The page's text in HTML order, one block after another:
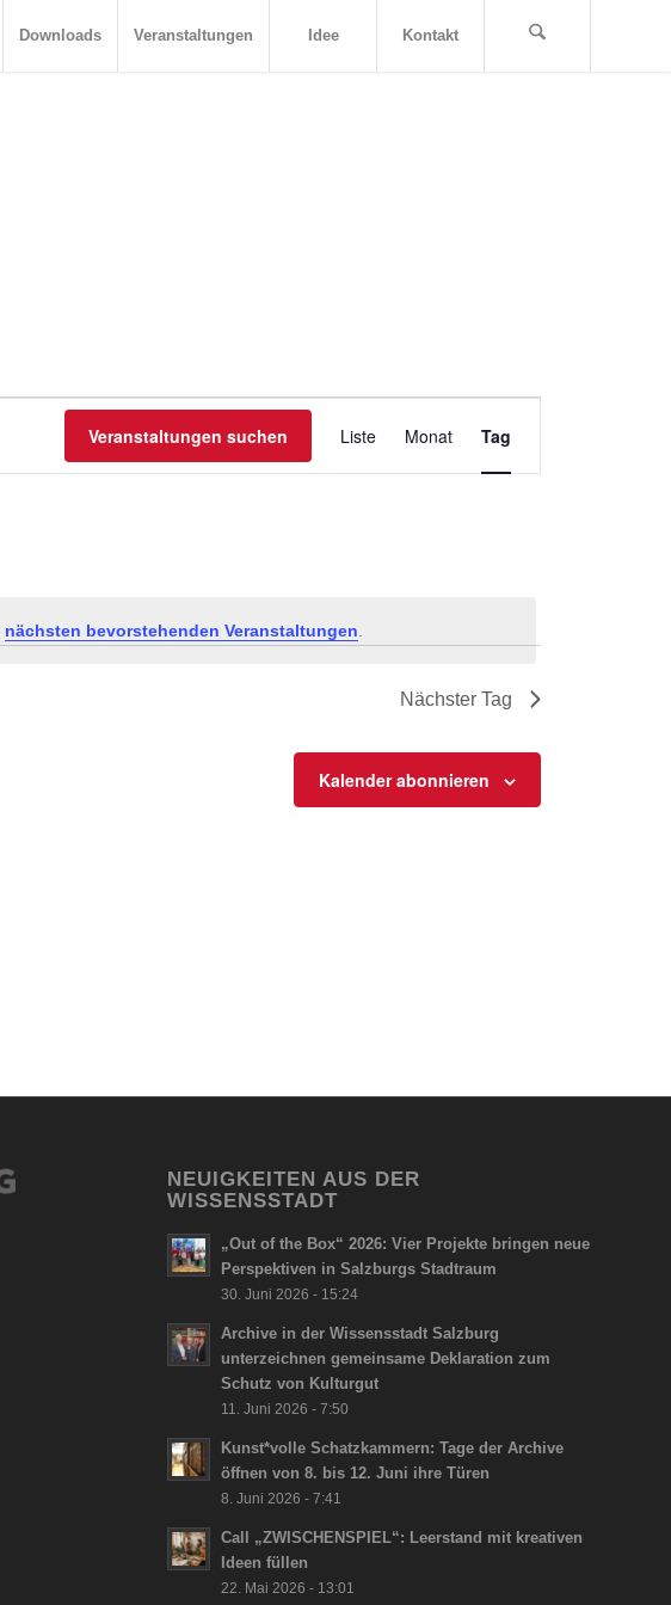
Downloads Veranstaltungen Idee Kontakt
nächsten bevorstehenden Veranstaltungen
Veranstaltungen suchen
Ansichten-
Liste Monat Tag
Nächster Tag
Kalender abonnieren
NEUIGKEITEN AUS DER
WISSENSSTADT
„Out of the Box“ 2026: Vier Projekte bringen neue
Perspektiven in Salzburgs Stadtraum
30. Juni 2026 - 15:24
Archive in der Wissensstadt Salzburg
unterzeichnen gemeinsame Deklaration zum
Schutz von Kulturgut
11. Juni 2026 - 7:50
Kunst*volle Schatzkammern: Tage der Archive
öffnen von 8. bis 12. Juni ihre Türen
8. Juni 2026 - 7:41
Call „ZWISCHENSPIEL“: Leerstand mit kreativen
Ideen füllen
22. Mai 2026 - 13:01